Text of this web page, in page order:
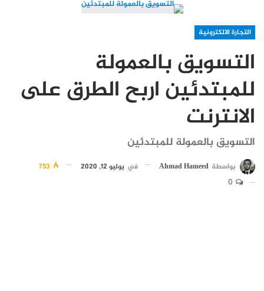
التجارة الالكترونية
التسويق بالعمولة
للمبتدئين اربح الطرق على
الانترنت
التسويق بالعمولة للمبتدئين
بواسطة Ahmad Hameed في يوليو 12, 2020